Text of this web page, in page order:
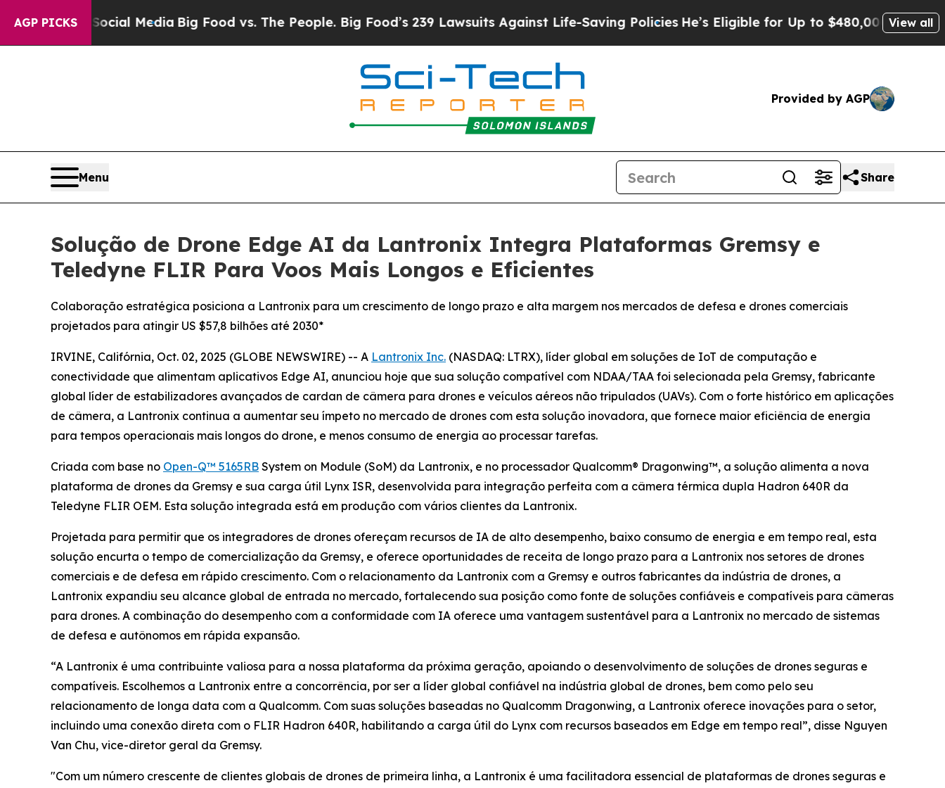
AGP PICKS
Media Big Food vs. The People. Big Food’s 239 Lawsuits Against Life-Saving PoliciesHe’s Eligible for Up to $480,000 After Being View all
Provided by AGP
Menu Share
Solução de Drone Edge AI da Lantronix Integra Plataformas Gremsy e
Teledyne FLIR Para Voos Mais Longos e Eficientes
Colaboração estratégica posiciona a Lantronix para um crescimento de longo prazo e alta margem nos mercados de defesa e drones comerciais
projetados para atingir US $57,8 bilhões até 2030*
IRVINE, Califórnia, Oct. 02, 2025 (GLOBE NEWSWIRE) -- A Lantronix Inc. (NASDAQ: LTRX), líder global em soluções de IoT de computação e
conectividade que alimentam aplicativos Edge AI, anunciou hoje que sua solução compatível com NDAA/TAA foi selecionada pela Gremsy, fabricante
global líder de estabilizadores avançados de cardan de câmera para drones e veículos aéreos não tripulados (UAVs). Com o forte histórico em aplicações
de câmera, a Lantronix continua a aumentar seu ímpeto no mercado de drones com esta solução inovadora, que fornece maior eficiência de energia
para tempos operacionais mais longos do drone, e menos consumo de energia ao processar tarefas.
Criada com base no Open-Q™ 5165RB System on Module (SoM) da Lantronix, e no processador Qualcomm® Dragonwing™, a solução alimenta a nova
plataforma de drones da Gremsy e sua carga útil Lynx ISR, desenvolvida para integração perfeita com a câmera térmica dupla Hadron 640R da
Teledyne FLIR OEM. Esta solução integrada está em produção com vários clientes da Lantronix.
Projetada para permitir que os integradores de drones ofereçam recursos de IA de alto desempenho, baixo consumo de energia e em tempo real, esta
solução encurta o tempo de comercialização da Gremsy, e oferece oportunidades de receita de longo prazo para a Lantronix nos setores de drones
comerciais e de defesa em rápido crescimento. Com o relacionamento da Lantronix com a Gremsy e outros fabricantes da indústria de drones, a
Lantronix expandiu seu alcance global de entrada no mercado, fortalecendo sua posição como fonte de soluções confiáveis e compatíveis para câmeras
para drones. A combinação do desempenho com a conformidade com IA oferece uma vantagem sustentável para a Lantronix no mercado de sistemas
de defesa e autônomos em rápida expansão.
“A Lantronix é uma contribuinte valiosa para a nossa plataforma da próxima geração, apoiando o desenvolvimento de soluções de drones seguras e
compatíveis. Escolhemos a Lantronix entre a concorrência, por ser a líder global confiável na indústria global de drones, bem como pelo seu
relacionamento de longa data com a Qualcomm. Com suas soluções baseadas no Qualcomm Dragonwing, a Lantronix oferece inovações para o setor,
incluindo uma conexão direta com o FLIR Hadron 640R, habilitando a carga útil do Lynx com recursos baseados em Edge em tempo real”, disse Nguyen
Van Chu, vice-diretor geral da Gremsy.
"Com um número crescente de clientes globais de drones de primeira linha, a Lantronix é uma facilitadora essencial de plataformas de drones seguras e